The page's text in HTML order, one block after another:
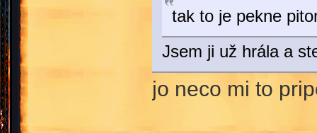
tak to je pekne
Jsem ji už hrála a
jo neco mi to